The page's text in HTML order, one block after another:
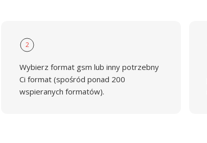
2
Wybierz format gsm lub inny potrzebny
Ci format (spośród ponad 200
wspieranych formatów).